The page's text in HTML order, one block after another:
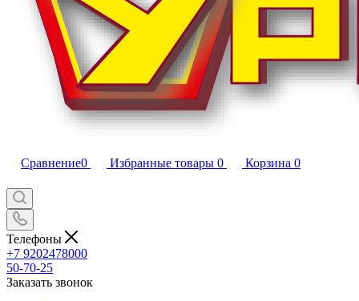
Сравнение0 Избранные товары 0 Корзина 0
Телефоны
+7 9202478000
50-70-25
Заказать звонок